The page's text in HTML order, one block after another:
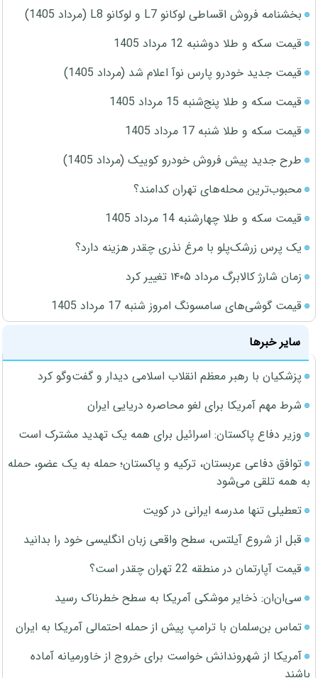
بخشنامه فروش اقساطی لوکانو L7 و لوکانو L8 (مرداد 1405)
قیمت سکه و طلا دوشنبه 12 مرداد 1405
قیمت جدید خودرو پارس نوآ اعلام شد (مرداد 1405)
قیمت سکه و طلا پنج‌شنبه 15 مرداد 1405
قیمت سکه و طلا شنبه 17 مرداد 1405
طرح جدید پیش فروش خودرو کوییک (مرداد 1405)
محبوب‌ترین محله‌های تهران کدامند؟
قیمت سکه و طلا چهارشنبه 14 مرداد 1405
یک پرس زرشک‌پلو با مرغ نذری چقدر هزینه دارد؟
زمان شارژ کالابرگ مرداد ۱۴۰۵ تغییر کرد
قیمت گوشی‌های سامسونگ امروز شنبه 17 مرداد 1405
سایر خبرها
پزشکیان با رهبر معظم انقلاب اسلامی دیدار و گفت‌وگو کرد
شرط مهم آمریکا برای لغو محاصره دریایی ایران
وزیر دفاع پاکستان: اسرائیل برای همه یک تهدید مشترک است
توافق دفاعی عربستان، ترکیه و پاکستان؛ حمله به یک عضو، حمله
به همه تلقی می‌شود
تعطیلی تنها مدرسه ایرانی در کویت
قبل از شروع آیلتس، سطح واقعی زبان انگلیسی خود را بدانید
قیمت آپارتمان در منطقه 22 تهران چقدر است؟
سی‌ان‌ان: ذخایر موشکی آمریکا به سطح خطرناک رسید
تماس بن‌سلمان با ترامپ پیش از حمله احتمالی آمریکا به ایران
آمریکا از شهروندانش خواست برای خروج از خاورمیانه آماده
باشند